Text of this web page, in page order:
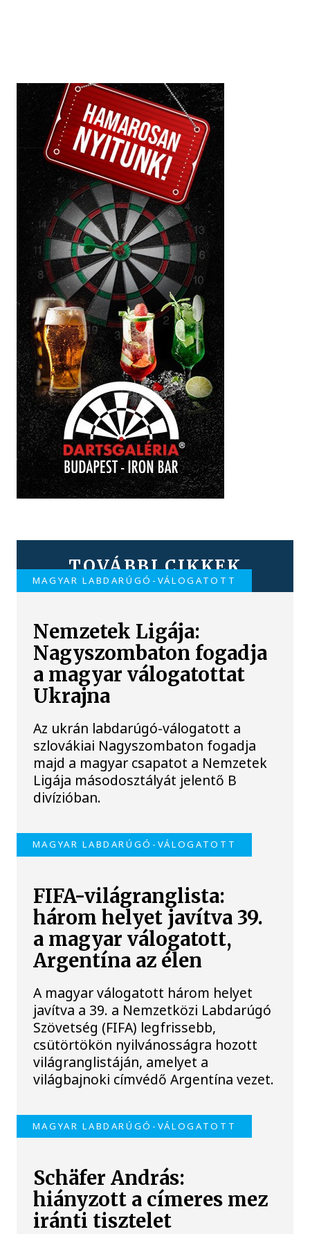
TOVÁBBI CIKKEK
MAGYAR LABDARÚGÓ-VÁLOGATOTT
Nemzetek Ligája:
Nagyszombaton fogadja
a magyar válogatottat
Ukrajna
Az ukrán labdarúgó-válogatott a
szlovákiai Nagyszombaton fogadja
majd a magyar csapatot a Nemzetek
Ligája másodosztályát jelentő B
divízióban.
MAGYAR LABDARÚGÓ-VÁLOGATOTT
FIFA-világranglista:
három helyet javítva 39.
a magyar válogatott,
Argentína az élen
A magyar válogatott három helyet
javítva a 39. a Nemzetközi Labdarúgó
Szövetség (FIFA) legfrissebb,
csütörtökön nyilvánosságra hozott
világranglistáján, amelyet a
világbajnoki címvédő Argentína vezet.
MAGYAR LABDARÚGÓ-VÁLOGATOTT
Schäfer András:
hiányzott a címeres mez
iránti tisztelet